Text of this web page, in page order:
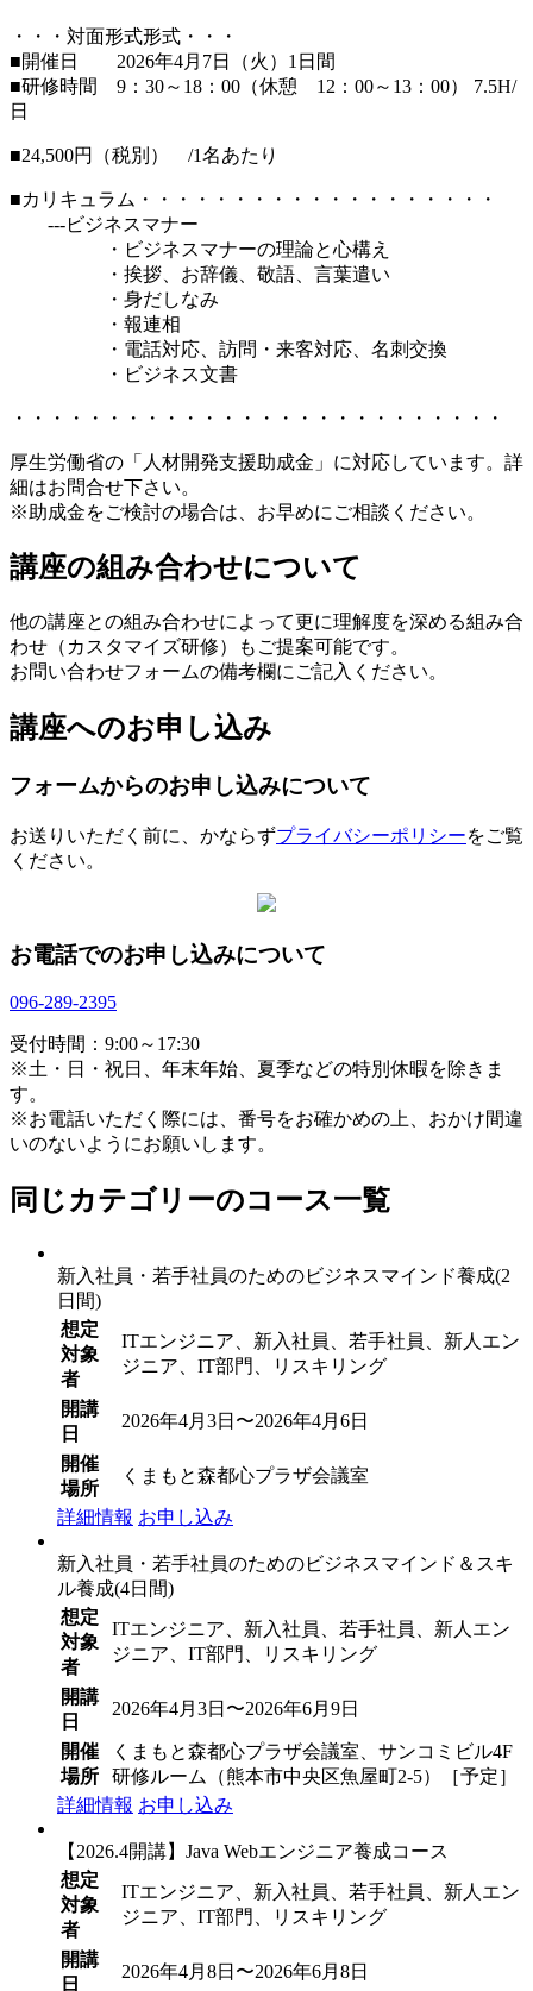
・・・対面形式形式・・・
■開催日 2026年4月7日（火）1日間
■研修時間 9：30～18：00（休憩 12：00～13：00） 7.5H/
日
■24,500円（税別） /1名あたり
■カリキュラム・・・・・・・・・・・・・・・・・・・
---ビジネスマナー
・ビジネスマナーの理論と心構え
・挨拶、お辞儀、敬語、言葉遣い
・身だしなみ
・報連相
・電話対応、訪問・来客対応、名刺交換
・ビジネス文書
・・・・・・・・・・・・・・・・・・・・・・・・・・
厚生労働省の「人材開発支援助成金」に対応しています。詳
細はお問合せ下さい。
※助成金をご検討の場合は、お早めにご相談ください。
講座の組み合わせについて
他の講座との組み合わせによって更に理解度を深める組み合
わせ（カスタマイズ研修）もご提案可能です。
お問い合わせフォームの備考欄にご記入ください。
講座へのお申し込み
フォームからのお申し込みについて
お送りいただく前に、かならずプライバシーポリシーをご覧
ください。
お電話でのお申し込みについて
096-289-2395
受付時間：9:00～17:30
※土・日・祝日、年末年始、夏季などの特別休暇を除きま
す。
※お電話いただく際には、番号をお確かめの上、おかけ間違
いのないようにお願いします。
同じカテゴリーのコース一覧
新入社員・若手社員のためのビジネスマインド養成(2
日間)
想定
対象
者
ITエンジニア、新入社員、若手社員、新人エン
ジニア、IT部門、リスキリング
開講
日
2026年4月3日〜2026年4月6日
開催
場所
くまもと森都心プラザ会議室
詳細情報 お申し込み
新入社員・若手社員のためのビジネスマインド＆スキ
ル養成(4日間)
想定
対象
者
ITエンジニア、新入社員、若手社員、新人エン
ジニア、IT部門、リスキリング
開講
日
2026年4月3日〜2026年6月9日
開催
場所
くまもと森都心プラザ会議室、サンコミビル4F
研修ルーム（熊本市中央区魚屋町2-5）［予定］
詳細情報 お申し込み
【2026.4開講】Java Webエンジニア養成コース
想定
対象
者
ITエンジニア、新入社員、若手社員、新人エン
ジニア、IT部門、リスキリング
開講
日
2026年4月8日〜2026年6月8日